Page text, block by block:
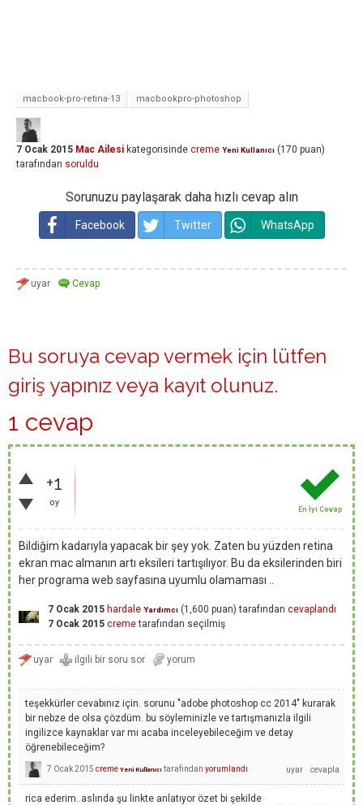
macbook-pro-retina-13 macbookpro-photoshop
7 Ocak 2015 Mac Ailesi kategorisinde creme Yeni Kullanıcı (170 puan)
tarafından soruldu
Sorunuzu paylaşarak daha hızlı cevap alın
Facebook Twitter WhatsApp
Bu soruya cevap vermek için lütfen
giriş yapınız veya kayıt olunuz.
1 cevap
+1
oy
En İyi Cevap
Bildiğim kadarıyla yapacak bir şey yok. Zaten bu yüzden retina
ekran mac almanın artı eksileri tartışılıyor. Bu da eksilerinden biri
her programa web sayfasına uyumlu olamaması ..
7 Ocak 2015 hardale Yardımcı (1,600 puan) tarafından cevaplandı
7 Ocak 2015 cremetarafından seçilmiş
teşekkürler cevabınız için. sorunu "adobe photoshop cc 2014" kurarak
bir nebze de olsa çözdüm. bu söyleminizle ve tartışmanızla ilgili
ingilizce kaynaklar var mı acaba inceleyebileceğim ve detay
öğrenebileceğim?
7 Ocak 2015 creme Yeni Kullanıcı tarafından yorumlandı
rica ederim..aslında şu linkte anlatıyor özet bi şekilde